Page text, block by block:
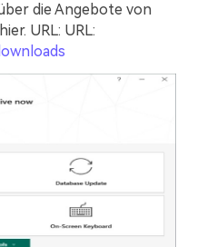
die Angebote von
URL: URL: